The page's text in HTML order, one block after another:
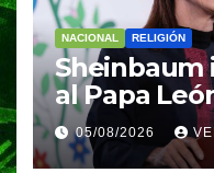
NACIONAL RELIGIÓN
Sheinbaum
al Papa
durante su
América
05/08/2026